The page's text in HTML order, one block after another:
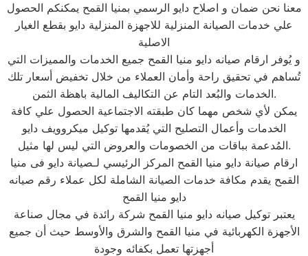
معنا نحن ضمان و اصلاح دايو الرسمي بمنيا القمح يمكنكم الحصول
علي خدمات الصيانة المنزلية للاجهزة المنزلية دايو بقطع الغيار
الاصلية
و يُوفر ارقام صيانه دايو منيا القمح جميع الخدمات والمميزات التي
تُساهم في تحقيق راحة وأمان العملاء من خلال تخفيض أسعار تلك
الخدمات والبُعد التام عن التكاليف المالية باهظة الثمن.
يمكن لأي شخص مهما كان طبقته الاجتماعية الحصول علي كافة
الخدمات وأعمال التصليح التي يُقدمها توكيل ميكروويف دايو
المُدعمة بباقات من الخصومات والعروض التي ليس لها مثيل.
ارقام صيانة دايو منيا القمح المركز الرئيسي لـصيانة دايو فى منيا
القمح يقدم مكافة خدمات الصيانة الشاملة لكل عملاء رقم صيانه
دايو منيا القمح
يعتبر توكيل صيانه دايو منيا القمح شركة رائدة في مجال صناعة
الأجهزة الكهربائية في منيا القمح والشرق والأوسط حيث أن جميع
أجهزتها تعمل بكفائه وجودة